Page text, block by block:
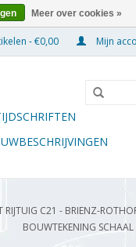
- €0,00 Mijn
C21 - BRIENZ-
BOUWTEKENING
Meer over cookies »